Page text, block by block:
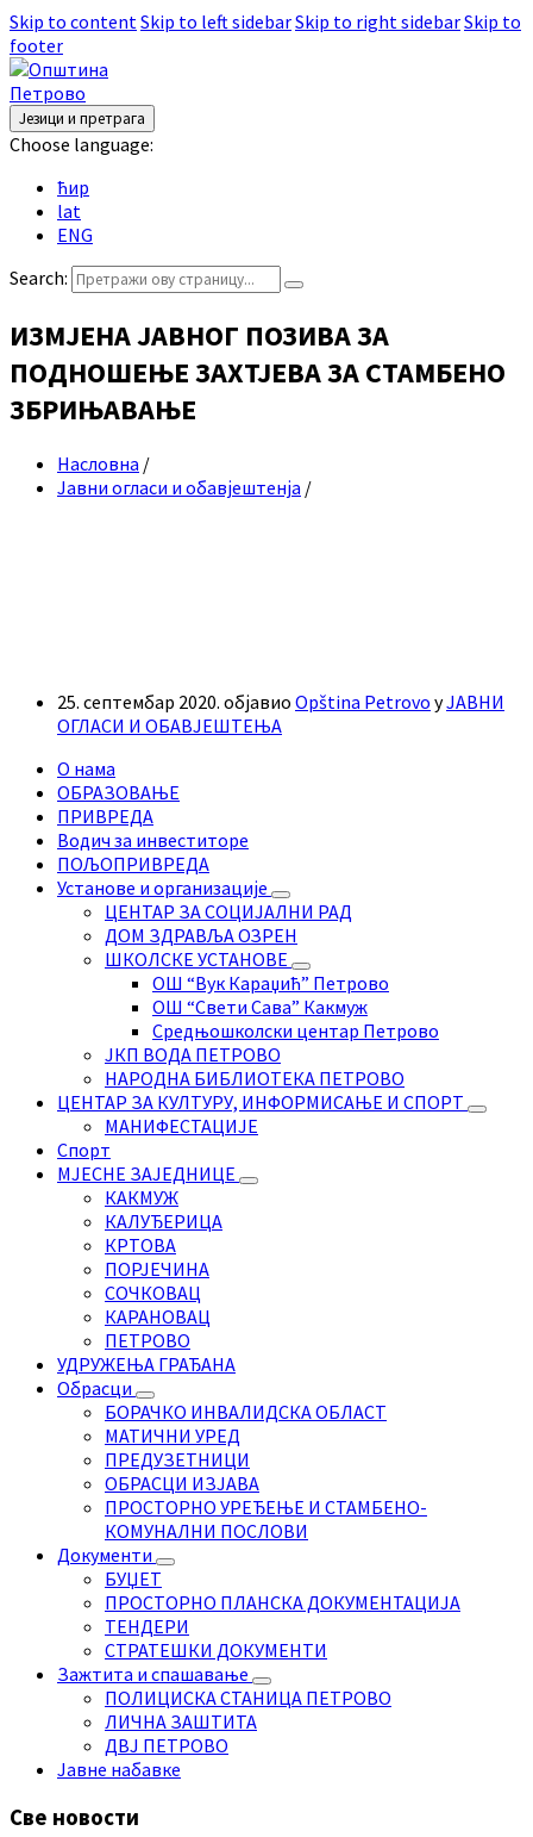
Skip to contentSkip to left sidebarSkip to right sidebarSkip to
footer
Језици и претрага
Choose language:
ћир
lat
ENG
Search:
ИЗМЈЕНА ЈАВНОГ ПОЗИВА ЗА
ПОДНОШЕЊЕ ЗАХТЈЕВА ЗА СТАМБЕНО
ЗБРИЊАВАЊЕ
Насловна /
Јавни огласи и обавјештенја /
25. септембар 2020. објавио Opština Petrovo уЈАВНИ
ОГЛАСИ И ОБАВЈЕШТЕЊА
О нама
ОБРАЗОВАЊЕ
ПРИВРЕДА
Водич за инвеститоре
ПОЉОПРИВРЕДА
Установе и организације
ЦЕНТАР ЗА СОЦИЈАЛНИ РАД
ДОМ ЗДРАВЉА ОЗРЕН
ШКОЛСКЕ УСТАНОВЕ
ОШ “Вук Караџић” Петрово
ОШ “Свети Сава” Какмуж
Средњошколски центар Петрово
ЈКП ВОДА ПЕТРОВО
НАРОДНА БИБЛИОТЕКА ПЕТРОВО
ЦЕНТАР ЗА КУЛТУРУ, ИНФОРМИСАЊЕ И СПОРТ
МАНИФЕСТАЦИЈЕ
Спорт
МЈЕСНЕ ЗАЈЕДНИЦЕ
КАКМУЖ
КАЛУЂЕРИЦА
КРТОВА
ПОРЈЕЧИНА
СОЧКОВАЦ
КАРАНОВАЦ
ПЕТРОВО
УДРУЖЕЊА ГРАЂАНА
Обрасци
БОРАЧКО ИНВАЛИДСКА ОБЛАСТ
МАТИЧНИ УРЕД
ПРЕДУЗЕТНИЦИ
ОБРАСЦИ ИЗЈАВА
ПРОСТОРНО УРЕЂЕЊЕ И СТАМБЕНО-
КОМУНАЛНИ ПОСЛОВИ
Документи
БУЏЕТ
ПРОСТОРНО ПЛАНСКА ДОКУМЕНТАЦИЈА
ТЕНДЕРИ
СТРАТЕШКИ ДОКУМЕНТИ
Зажтита и спашавање
ПОЛИЦИСКА СТАНИЦА ПЕТРОВО
ЛИЧНА ЗАШТИТА
ДВЈ ПЕТРОВО
Јавне набавке
Све новости